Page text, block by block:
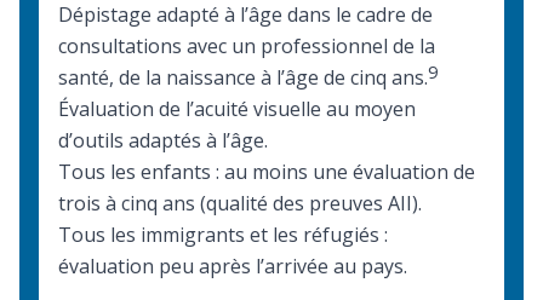
Dépistage adapté à l’âge dans le cadre de
consultations avec un professionnel de la
santé, de la naissance à l’âge de cinq ans.9
Évaluation de l’acuité visuelle au moyen
d’outils adaptés à l’âge.
Tous les enfants : au moins une évaluation de
trois à cinq ans (qualité des preuves AII).
Tous les immigrants et les réfugiés :
évaluation peu après l’arrivée au pays.